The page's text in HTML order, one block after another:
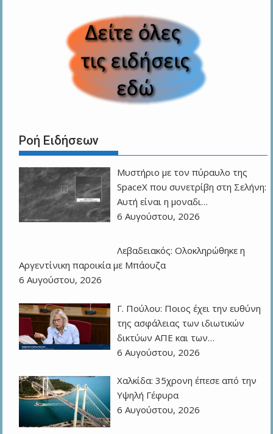
Ροή Ειδήσεων
Μυστήριο με τον πύραυλο της
SpaceX που συνετρίβη στη Σελήνη:
Αυτή είναι η μοναδι…
6 Αυγούστου, 2026
Λεβαδειακός: Ολοκληρώθηκε η
Αργεντίνικη παροικία με Μπάουζα
6 Αυγούστου, 2026
Γ. Πούλου: Ποιος έχει την ευθύνη
της ασφάλειας των ιδιωτικών
δικτύων ΑΠΕ και των…
6 Αυγούστου, 2026
Χαλκίδα: 35χρονη έπεσε από την
Υψηλή Γέφυρα
6 Αυγούστου, 2026